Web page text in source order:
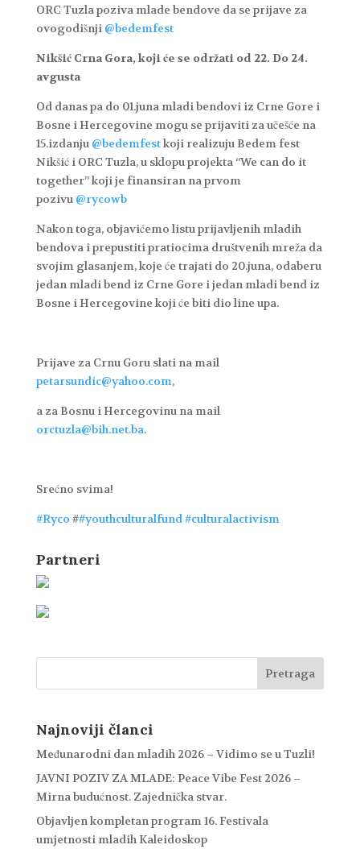
ORC Tuzla poziva mlade bendove da se prijave za
ovogodišnji @bedemfest
Nikšić Crna Gora, koji će se održati od 22. Do 24.
avgusta
Od danas pa do 01.juna mladi bendovi iz Crne Gore i
Bosne i Hercegovine mogu se prijaviti za učešće na
15.izdanju @bedemfestkoji realizuju Bedem fest
Nikšić i ORC Tuzla, u sklopu projekta “We can do it
together” koji je finansiran na prvom
pozivu @rycowb
Nakon toga, objavićemo listu prijavljenih mladih
bendova i prepustiti pratiocima društvenih mreža da
svojim glasanjem, koje će trajati do 20.juna, odaberu
jedan mladi bend iz Crne Gore i jedan mladi bend iz
Bosne i Hercegovine koji će biti dio line upa.
Prijave za Crnu Goru slati na mail
petarsundic@yahoo.com,
a za Bosnu i Hercegovinu na mail
orctuzla@bih.net.ba.
Srećno svima!
#Ryco ##youthculturalfund#culturalactivism
Partneri
Najnoviji članci
Međunarodni dan mladih 2026 – Vidimo se u Tuzli!
JAVNI POZIV ZA MLADE: Peace Vibe Fest 2026 –
Mirna budućnost. Zajednička stvar.
Objavljen kompletan program 16. Festivala
umjetnosti mladih Kaleidoskop